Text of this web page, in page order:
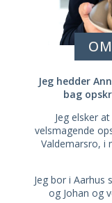
Jeg hedder
bag
Jeg elsker
velsmagende
Valdemarsro, i
Jeg bor i Aarhus
og Johan og